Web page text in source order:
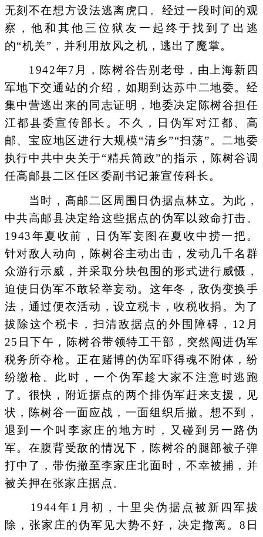
无刻不在想方设法逃离虎口。经过一段时间的观
察，他和其他三位狱友一起终于找到了出逃
的“机关”，并利用放风之机，逃出了魔掌。
1942年7月，陈树谷告别老母，由上海新四
军地下交通站的介绍，如期到达苏中二地委。经
集中营逃出来的同志证明，地委决定陈树谷担任
江都县委宣传部长。不久，日伪军对江都、高
邮、宝应地区进行大规模“清乡”“扫荡”。二地委
执行中共中央关于“精兵简政”的指示，陈树谷调
任高邮县二区任区委副书记兼宣传科长。
当时，高邮二区周围日伪据点林立。为此，
中共高邮县决定给这些据点的伪军以致命打击。
1943年夏收前，日伪军妄图在夏收中捞一把。
针对敌人动向，陈树谷主动出击，发动几千名群
众游行示威，并采取分块包围的形式进行威慑，
迫使日伪军不敢轻举妄动。这年冬，敌伪变换手
法，通过便衣活动，设立税卡，收税收捐。为了
拔除这个税卡，扫清敌据点的外围障碍，12月
25日下午，陈树谷带领特工干部，突然闯进伪军
税务所夺枪。正在赌博的伪军吓得魂不附体，纷
纷缴枪。此时，一个伪军趁大家不注意时逃跑
了。很快，附近据点的两个排伪军赶来支援，见
状，陈树谷一面应战，一面组织后撤。想不到，
退到一个叫李家庄的地方时，又碰到另一路伪
军。在腹背受敌的情况下，陈树谷的腿部被子弹
打中了，带伤撤至李家庄北面时，不幸被捕，并
被关押在张家庄据点。
1944年1月初，十里尖伪据点被新四军拔
除，张家庄的伪军见大势不好，决定撤离。8日